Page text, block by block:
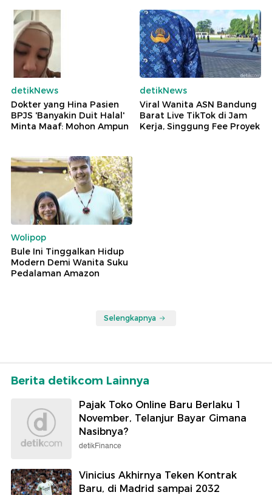
detikNews
Dokter yang Hina Pasien
BPJS 'Banyakin Duit Halal'
Minta Maaf: Mohon Ampun
detikNews
Viral Wanita ASN Bandung
Barat Live TikTok di Jam
Kerja, Singgung Fee Proyek
Wolipop
Bule Ini Tinggalkan Hidup
Modern Demi Wanita Suku
Pedalaman Amazon
Selengkapnya
Berita detikcom Lainnya
Pajak Toko Online Baru Berlaku 1
November, Telanjur Bayar Gimana
Nasibnya?
detikFinance
Vinicius Akhirnya Teken Kontrak
Baru, di Madrid sampai 2032